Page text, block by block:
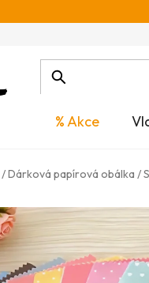
% Akce
/Dárková papírová obálka /